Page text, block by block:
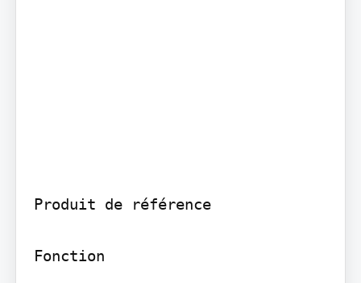
Produit de référence
Fonction